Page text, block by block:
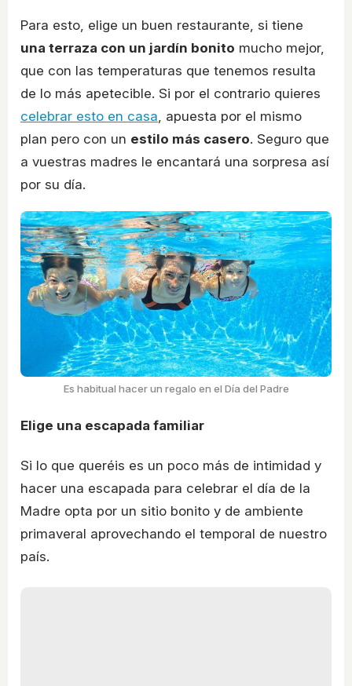
Para esto, elige un buen restaurante, si tiene
una terraza con un jardín bonito mucho mejor,
que con las temperaturas que tenemos resulta
de lo más apetecible. Si por el contrario quieres
celebrar esto en casa , apuesta por el mismo
plan pero con un estilo más casero. Seguro que
a vuestras madres le encantará una sorpresa así
por su día.
Es habitual hacer un regalo en el Día del Padre
Elige una escapada familiar
Si lo que queréis es un poco más de intimidad y
hacer una escapada para celebrar el día de la
Madre opta por un sitio bonito y de ambiente
primaveral aprovechando el temporal de nuestro
país.